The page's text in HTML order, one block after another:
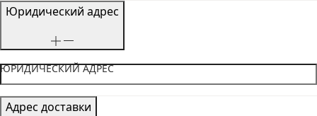
Юридический адрес
ЮРИДИЧЕСКИЙ АДРЕС
Адрес доставки